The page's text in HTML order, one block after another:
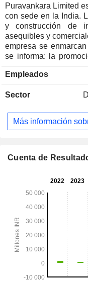
Puravankara Limited
con sede en la India.
y construcción de
asequibles y
empresa se
se informa: la
Meraki, Purva Palm
Provident Woodfield,
empresa se
Infrastructure
Properties Private
Bangalore,
Empleados
Sector
Más información
Cuenta de